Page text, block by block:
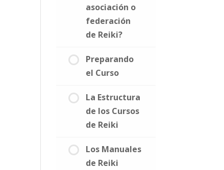
asociación o
federación
de Reiki?
Preparando
el Curso
La Estructura
de los Cursos
de Reiki
Los Manuales
de Reiki